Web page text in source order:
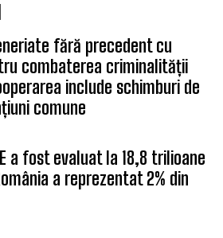
fără precedent cu
combaterea criminalității
include schimburi de
comune
a fost evaluat la 18,8 trilioane
a reprezentat 2% din